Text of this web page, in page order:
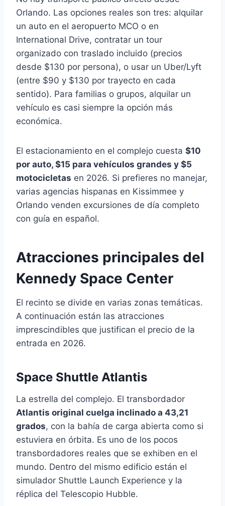
Orlando. Las opciones reales son tres: alquilar
un auto en el aeropuerto MCO o en
International Drive, contratar un tour
organizado con traslado incluido (precios
desde $130 por persona), o usar un Uber/Lyft
(entre $90 y $130 por trayecto en cada
sentido). Para familias o grupos, alquilar un
vehículo es casi siempre la opción más
económica.
El estacionamiento en el complejo cuesta $10
por auto, $15 para vehículos grandes y $5
motocicletas en 2026. Si prefieres no manejar,
varias agencias hispanas en Kissimmee y
Orlando venden excursiones de día completo
con guía en español.
Atracciones principales del
Kennedy Space Center
El recinto se divide en varias zonas temáticas.
A continuación están las atracciones
imprescindibles que justifican el precio de la
entrada en 2026.
Space Shuttle Atlantis
La estrella del complejo. El transbordador
Atlantis original cuelga inclinado a 43,21
grados, con la bahía de carga abierta como si
estuviera en órbita. Es uno de los pocos
transbordadores reales que se exhiben en el
mundo. Dentro del mismo edificio están el
simulador Shuttle Launch Experience y la
réplica del Telescopio Hubble.